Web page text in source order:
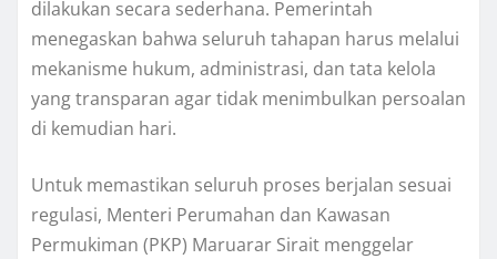
dilakukan secara sederhana. Pemerintah
menegaskan bahwa seluruh tahapan harus melalui
mekanisme hukum, administrasi, dan tata kelola
yang transparan agar tidak menimbulkan persoalan
di kemudian hari.
Untuk memastikan seluruh proses berjalan sesuai
regulasi, Menteri Perumahan dan Kawasan
Permukiman (PKP) Maruarar Sirait menggelar